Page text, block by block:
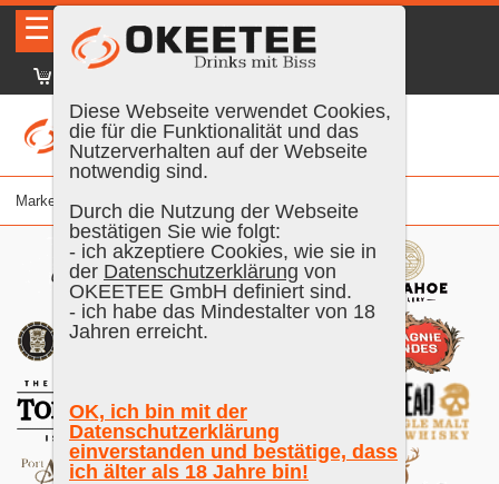
☰ DE EN | Anmelden
Marke
Diese Webseite verwendet Cookies,
die für die Funktionalität und das
Nutzerverhalten auf der Webseite
notwendig sind.
Durch die Nutzung der Webseite
bestätigen Sie wie folgt:
- ich akzeptiere Cookies, wie sie in
der Datenschutzerklärung von
OKEETEE GmbH definiert sind.
- ich habe das Mindestalter von 18
Jahren erreicht.
OK, ich bin mit der
Datenschutzerklärung
einverstanden und bestätige, dass
ich älter als 18 Jahre bin!